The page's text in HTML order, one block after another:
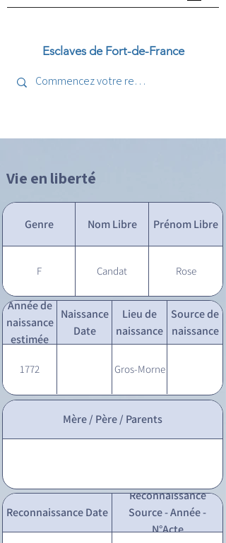
Esclaves de Fort-de-France
Vie en liberté
Genre Nom Libre Prénom Libre
F Candat Rose
Année de
naissance
estimée
Naissance
Date
Lieu de
naissance
Source de
naissance
1772 Gros-Morne
Mère / Père / Parents
Reconnaissance Date
Reconnaissance
Source - Année -
N°Acte